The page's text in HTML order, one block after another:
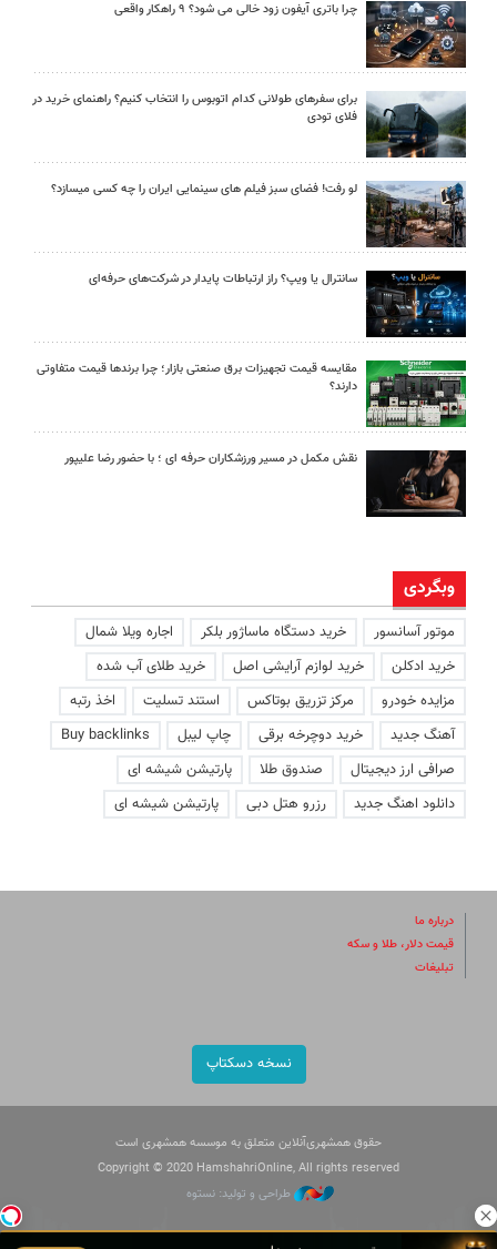
چرا باتری آیفون زود خالی می شود؟ ۹ راهکار واقعی
برای سفرهای طولانی کدام اتوبوس را انتخاب کنیم؟ راهنمای خرید در
فلای تودی
لو رفت! فضای سبز فیلم های سینمایی ایران را چه کسی میسازد؟
سانترال یا ویپ؟ راز ارتباطات پایدار در شرکت‌های حرفه‌ای
مقایسه قیمت تجهیزات برق صنعتی بازار؛ چرا برندها قیمت متفاوتی
دارند؟
نقش مکمل در مسیر ورزشکاران حرفه ای ؛ با حضور رضا علیپور
وبگردی
موتور آسانسور خرید دستگاه ماساژور بلکر
اجاره ویلا شمال
خرید ادکلن
خرید لوازم آرایشی اصل
خرید طلای آب شده
مزایده خودرو
مرکز تزریق بوتاکس استند تسلیت
اخذ رتبه
آهنگ جدید
خرید دوچرخه برقی چاپ لیبل
Buy backlinks
صرافی ارز دیجیتال
صندوق طلا
پارتیشن شیشه ای
دانلود اهنگ جدید
رزرو هتل دبی پارتیشن شیشه ای
درباره ما
قیمت دلار، طلا و سکه
تبلیغات
نسخه دسکتاپ
حقوق همشهری‌آنلاین متعلق به موسسه همشهری است
Copyright © 2020 HamshahriOnline, All rights reserved
طراحی و تولید: نستوه